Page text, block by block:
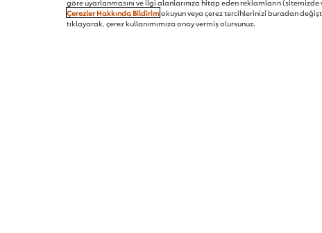
göre uyarlanmasını ve ilgi alanlarınıza hitap eden reklamların
Çerezler Hakkında Bildirimokuyun veya çerez tercihlerinizi buradan
tıklayarak, çerez kullanımımıza onay vermiş olursunuz.